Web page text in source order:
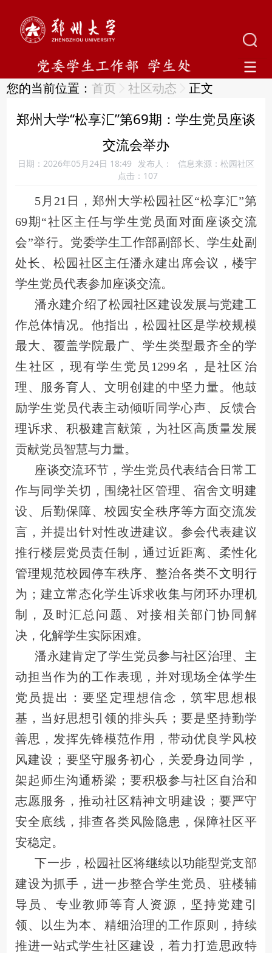
您的当前位置：首页 社区动态 正文
郑州大学“松享汇”第69期：学生党员座谈
交流会举办
日期：2026年05月24日 18:49 发布人：
信息来源：松园社区
点击： 107
5月21日，郑州大学松园社区“松享汇”第
69期“社区主任与学生党员面对面座谈交流
会”举行。党委学生工作部副部长、学生处副
处长、松园社区主任潘永建出席会议，楼宇
学生党员代表参加座谈交流。
潘永建介绍了松园社区建设发展与党建工
作总体情况。他指出，松园社区是学校规模
最大、覆盖学院最广、学生类型最齐全的学
生社区，现有学生党员1299名，是社区治
理、服务育人、文明创建的中坚力量。他鼓
励学生党员代表主动倾听同学心声、反馈合
理诉求、积极建言献策，为社区高质量发展
贡献党员智慧与力量。
座谈交流环节，学生党员代表结合日常工
作与同学关切，围绕社区管理、宿舍文明建
设、后勤保障、校园安全秩序等方面交流发
言，并提出针对性改进建议。参会代表建议
推行楼层党员责任制，通过近距离、柔性化
管理规范校园停车秩序、整治各类不文明行
为；建立常态化学生诉求收集与闭环办理机
制，及时汇总问题、对接相关部门协同解
决，化解学生实际困难。
潘永建肯定了学生党员参与社区治理、主
动担当作为的工作表现，并对现场全体学生
党员提出：要坚定理想信念，筑牢思想根
基，当好思想引领的排头兵；要是坚持勤学
善思，发挥先锋模范作用，带动优良学风校
风建设；要坚守服务初心，关爱身边同学，
架起师生沟通桥梁；要积极参与社区自治和
志愿服务，推动社区精神文明建设；要严守
安全底线，排查各类风险隐患，保障社区平
安稳定。
下一步，松园社区将继续以功能型党支部
建设为抓手，进一步整合学生党员、驻楼辅
导员、专业教师等育人资源，坚持党建引
领、以生为本、精细治理的工作原则，持续
推进一站式学生社区建设，着力打造思政特